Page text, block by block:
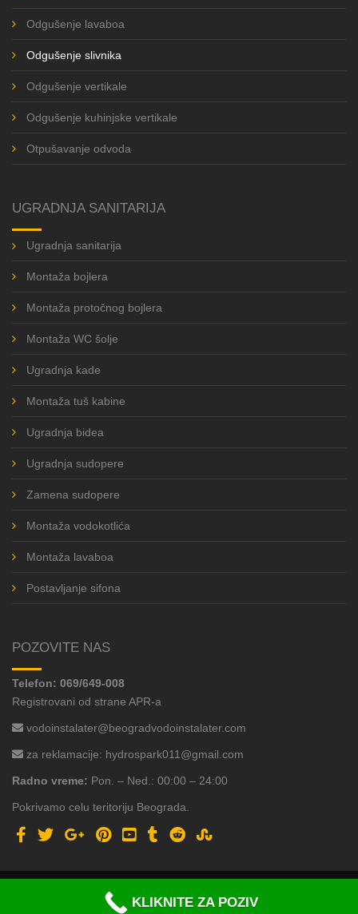
Odgušenje lavaboa
Odgušenje slivnika
Odgušenje vertikale
Odgušenje kuhinjske vertikale
Otpušavanje odvoda
UGRADNJA SANITARIJA
Ugradnja sanitarija
Montaža bojlera
Montaža protočnog bojlera
Montaža WC šolje
Ugradnja kade
Montaža tuš kabine
Ugradnja bidea
Ugradnja sudopere
Zamena sudopere
Montaža vodokotlića
Montaža lavaboa
Postavljanje sifona
POZOVITE NAS
Telefon: 069/649-008
Registrovani od strane APR-a
vodoinstalater@beogradvodoinstalater.com
za reklamacije: hydrospark011@gmail.com
Radno vreme: Pon. – Ned.: 00:00 – 24:00
Pokrivamo celu teritoriju Beograda.
Facebook
TwitterGoogle+
Pinterest
YuotubeTumblr
redditStumbleUpon
Vodoinstalater Beograd
portala
KLIKNITE ZA POZIV